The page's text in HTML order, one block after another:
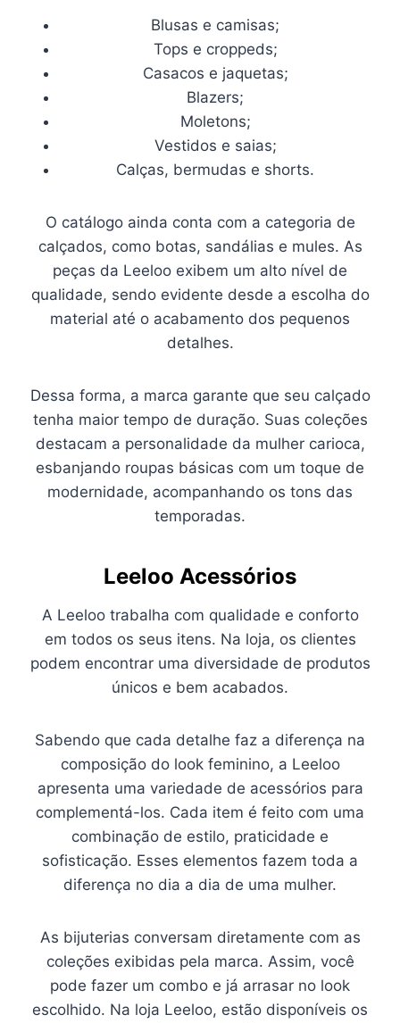
Blusas e camisas;
Tops e croppeds;
Casacos e jaquetas;
Blazers;
Moletons;
Vestidos e saias;
Calças, bermudas e shorts.
O catálogo ainda conta com a categoria de
calçados, como botas, sandálias e mules. As
peças da Leeloo exibem um alto nível de
qualidade, sendo evidente desde a escolha do
material até o acabamento dos pequenos
detalhes.
Dessa forma, a marca garante que seu calçado
tenha maior tempo de duração. Suas coleções
destacam a personalidade da mulher carioca,
esbanjando roupas básicas com um toque de
modernidade, acompanhando os tons das
temporadas.
Leeloo Acessórios
A Leeloo trabalha com qualidade e conforto
em todos os seus itens. Na loja, os clientes
podem encontrar uma diversidade de produtos
únicos e bem acabados.
Sabendo que cada detalhe faz a diferença na
composição do look feminino, a Leeloo
apresenta uma variedade de acessórios para
complementá-los. Cada item é feito com uma
combinação de estilo, praticidade e
sofisticação. Esses elementos fazem toda a
diferença no dia a dia de uma mulher.
As bijuterias conversam diretamente com as
coleções exibidas pela marca. Assim, você
pode fazer um combo e já arrasar no look
escolhido. Na loja Leeloo, estão disponíveis os